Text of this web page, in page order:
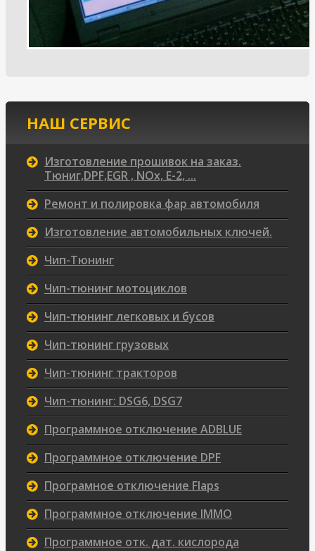
НАШ СЕРВИС
Изготовление прошивок на заказ.
Тюниг,DPF,EGR , NOx, Е-2, ...
Ремонт и полировка фар автомобиля
Изготовление автомобильных ключей.
Чип-Тюнинг
Чип-тюнинг мотоциклов
Чип-тюнинг легковых и бусов
Чип-тюнинг грузовых
Чип-тюнинг тракторов
Чип-тюнинг: DSG6, DSG7
Программное отключение ADBLUE
Программное отключение DPF
Програмное отключение Flaps
Программное отключение IMMO
Программное отк. дат. кислорода